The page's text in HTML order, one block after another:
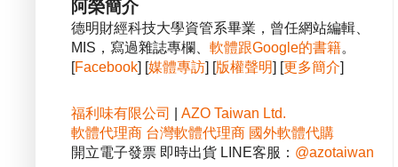
阿榮簡介
德明財經科技大學資管系畢業，曾任網站編輯、
MIS，寫過雜誌專欄、 軟體跟Google的書籍。
[Facebook] [媒體專訪] [版權聲明] [更多簡介]
福利味有限公司
AZO Taiwan Ltd.
軟體代理商 台灣軟體代理商 國外軟體代購
開立電子發票 即時出貨 LINE客服： @azotaiwan